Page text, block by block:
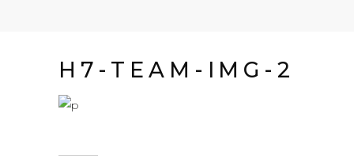
H7-TEAM-IMG-2